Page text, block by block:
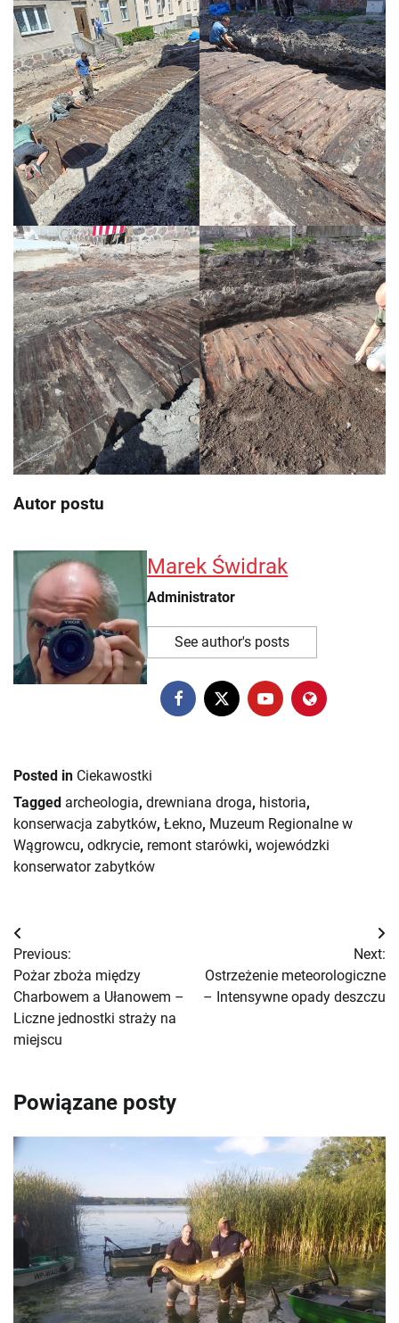
Autor postu
Marek Świdrak
Administrator
See author's posts
Posted in Ciekawostki
Tagged archeologia, drewniana droga, historia,
konserwacja zabytków, Łekno, Muzeum Regionalne w
Wągrowcu, odkrycie, remont starówki, wojewódzki
konserwator zabytków
Nawigacja
wpisu
Previous:
Pożar zboża między
Charbowem a Ułanowem –
Liczne jednostki straży na
miejscu
Next:
Ostrzeżenie meteorologiczne
– Intensywne opady deszczu
Powiązane posty